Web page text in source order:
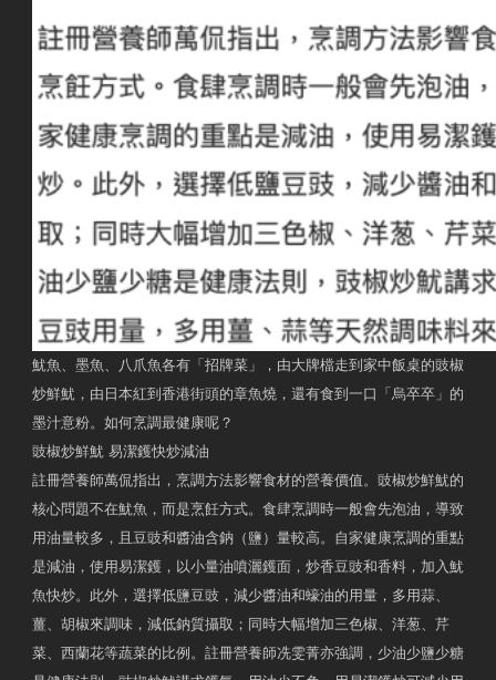
魷魚、墨魚、八爪魚各有「招牌菜」，由大牌檔走到家中飯桌的豉椒
炒鮮魷，由日本紅到香港街頭的章魚燒，還有食到一口「烏卒卒」的
墨汁意粉。如何烹調最健康呢？
豉椒炒鮮魷 易潔鑊快炒減油
註冊營養師萬侃指出，烹調方法影響食材的營養價值。豉椒炒鮮魷的
核心問題不在魷魚，而是烹飪方式。食肆烹調時一般會先泡油，導致
用油量較多，且豆豉和醬油含鈉（鹽）量較高。自家健康烹調的重點
是減油，使用易潔鑊，以小量油噴灑鑊面，炒香豆豉和香料，加入魷
魚快炒。此外，選擇低鹽豆豉，減少醬油和蠔油的用量，多用蒜、
薑、胡椒來調味，減低鈉質攝取；同時大幅增加三色椒、洋葱、芹
菜、西蘭花等蔬菜的比例。註冊營養師冼雯菁亦強調，少油少鹽少糖